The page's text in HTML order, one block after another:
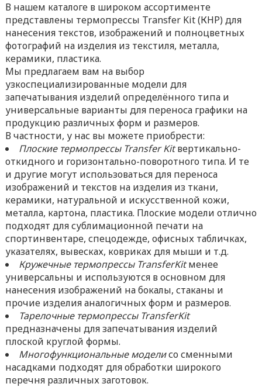
В нашем каталоге в широком ассортименте
представлены термопрессы Transfer Kit (КНР) для
нанесения текстов, изображений и полноцветных
фотографий на изделия из текстиля, металла,
керамики, пластика.
Мы предлагаем вам на выбор
узкоспециализированные модели для
запечатывания изделий определённого типа и
универсальные варианты для переноса графики на
продукцию различных форм и размеров.
В частности, у нас вы можете приобрести:
Плоские термопрессы TransferKitвертикально-
откидного и горизонтально-поворотного типа. И те
и другие могут использоваться для переноса
изображений и текстов на изделия из ткани,
керамики, натуральной и искусственной кожи,
металла, картона, пластика. Плоские модели отлично
подходят для сублимационной печати на
спортинвентаре, спецодежде, офисных табличках,
указателях, вывесках, ковриках для мыши и т.д.
Кружечные термопрессы TransferKitменее
универсальны и используются в основном для
нанесения изображений на бокалы, стаканы и
прочие изделия аналогичных форм и размеров.
Тарелочные термопрессы TransferKit
предназначены для запечатывания изделий
плоской круглой формы.
Многофункциональные моделисо сменными
насадками подходят для обработки широкого
перечня различных заготовок.